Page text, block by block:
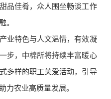
品佳肴，众人围坐畅谈工作
。
业特色与人文温情，有效凝
步，中棉所将持续丰富暖心
多样的职工关爱活动，引导
力农业高质量发展。